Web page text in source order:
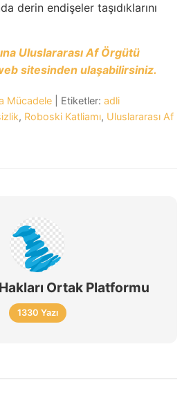
derin endişeler taşıdıklarını
Uluslararası Af Örgütü
sitesinden ulaşabilirsiniz.
Mücadele | Etiketler: adli
, Roboski Katliamı, Uluslararası Af
Ortak Platformu
1330 Yazı